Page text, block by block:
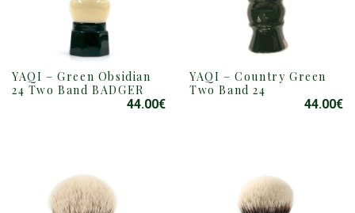
YAQI – Green Obsidian
24 Two Band BADGER
44.00€
YAQI – Country Green
Two Band 24
44.00€